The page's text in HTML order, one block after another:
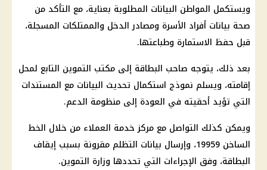
ويستكمل المواطن البيانات المطلوبة بعناية، مع التأكد من
صحة بيانات أفراد الأسرة ومصادر الدخل والممتلكات المسجلة،
قبل حفظ الاستمارة وطباعتها.
بعد ذلك، يتوجه صاحب البطاقة إلى مكتب التموين التابع لمحل
إقامته، ويسلم نموذج استكمال تحديث البيانات مع المستندات
التي تؤيد أحقيته في العودة إلى منظومة الدعم.
ويمكن كذلك التواصل مع مركزخدمة العملاء من خلال الخط
الساخن 19959، وإرسال بيانات التظلم مقرونة بسبب إيقاف
البطاقة، وفق الإجراءات التي تحددها وزارة التموين.